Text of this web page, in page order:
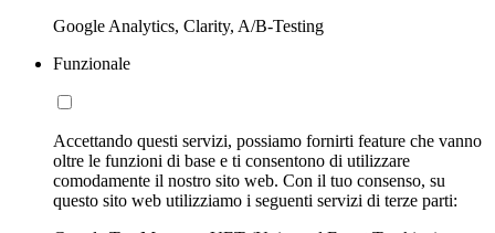
Google Analytics, Clarity, A/B-Testing
Funzionale
Accettando questi servizi, possiamo fornirti feature che vanno
oltre le funzioni di base e ti consentono di utilizzare
comodamente il nostro sito web. Con il tuo consenso, su
questo sito web utilizziamo i seguenti servizi di terze parti: